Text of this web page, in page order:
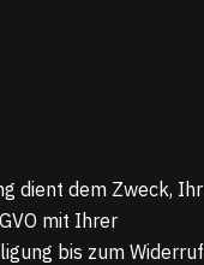
dient dem Zweck, Ihr
mit Ihrer
bis zum Widerruf